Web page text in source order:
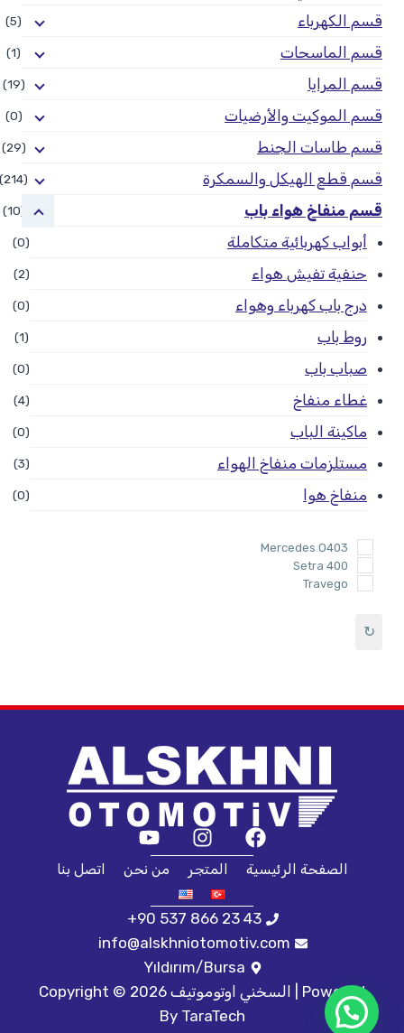
قسم الكهرباء (5)
قسم الماسحات (1)
قسم المرايا (19)
قسم الموكيت والأرضيات (0)
قسم طاسات الجنط (29)
قسم قطع الهيكل والسمكرة (214)
قسم منفاخ هواء باب (10)
أبواب كهربائية متكاملة (0)
حنفية تفيش هواء (2)
درج باب كهرباء وهواء (0)
روط باب (1)
صباب باب (0)
غطاء منفاخ (4)
ماكينة الباب (0)
مستلزمات منفاخ الهواء (3)
منفاخ هوا (0)
Mercedes O403
Setra 400
Travego
↻
الصفحة الرئيسية المتجر من نحن اتصل بنا
+90 537 866 23 43
info@alskhniotomotiv.com
Yıldırım/Bursa
Copyright © 2026 السخني اوتوموتيف | Powered
By TaraTech